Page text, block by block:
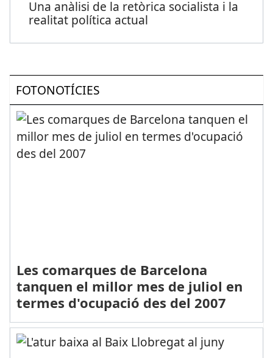
Una anàlisi de la retòrica socialista i la
realitat política actual
FOTONOTÍCIES
Les comarques de Barcelona
tanquen el millor mes de juliol en
termes d'ocupació des del 2007